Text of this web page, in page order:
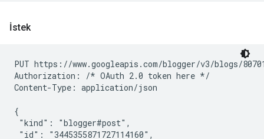
İstek
PUT https://www.googleapis.com/blogger/v3/blogs/
Authorization: /* OAuth 2.0 token here */
Content-Type: application/json
{
"kind": "blogger#post",
"id": "3445355871727114160",